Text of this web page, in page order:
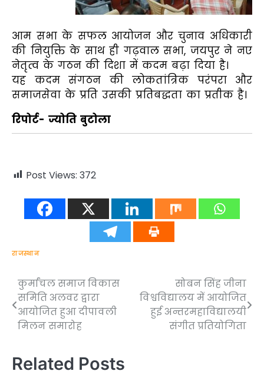
आम सभा के सफल आयोजन और चुनाव अधिकारी
की नियुक्ति के साथ ही गढ़वाल सभा, जयपुर ने नए
नेतृत्व के गठन की दिशा में कदम बढ़ा दिया है।
यह कदम संगठन की लोकतांत्रिक परंपरा और
समाजसेवा के प्रति उसकी प्रतिबद्धता का प्रतीक है।
रिपोर्ट- ज्योति बुटोला
Post Views: 372
राजस्थान
Post
navigation
कुर्मांचल समाज विकास
समिति अलवर द्वारा
आयोजित हुआ दीपावली
मिलन समारोह
सोबन सिंह जीना
विश्वविद्यालय में आयोजित
हुई अन्तरमहाविद्यालयी
संगीत प्रतियोगिता
Related Posts